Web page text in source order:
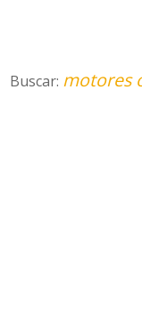
Buscar: motores